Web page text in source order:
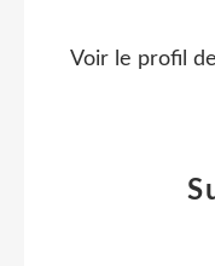
Voir le profil de